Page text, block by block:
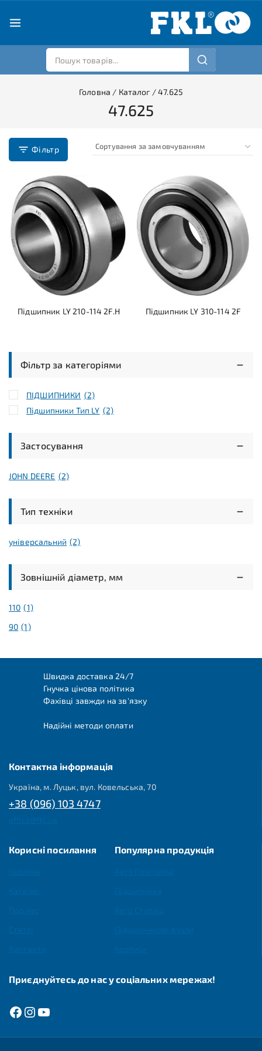
Головна / Каталог /47.625
47.625
Фільтр
Підшипник LY 210-114 2F.H Підшипник LY 310-114 2F
Фільтр за категоріями
ПІДШИПНИКИ (2)
Підшипники Тип LY (2)
Застосування
JOHN DEERE (2)
Тип техніки
універсальний (2)
Зовнішній діаметр, мм
110 (1)
90 (1)
Швидка доставка 24/7
Гнучка цінова політика
Фахівці завжди на зв'язку
Надійні методи оплати
Контактна інформація
Україна, м. Луцьк, вул. Ковельська, 70
+38 (096) 103 4747
Корисні посилання Популярна продукція
Приєднуйтесь до нас у соціальних мережах!